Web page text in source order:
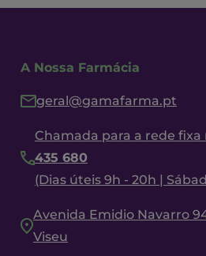
A Nossa Farmácia
geral@gamafarma.pt
Chamada para a rede fixa
435 680
(Dias úteis 9h - 20h |
Avenida Emidio Navarro
Viseu